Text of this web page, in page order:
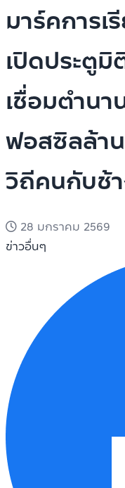
มาร์คการเ
เปิดประตูมิ
เชื่อมตำนา
ฟอสซิลล้า
วิถีคนกับช้
28 มกราคม 2569
ข่าวอื่นๆ